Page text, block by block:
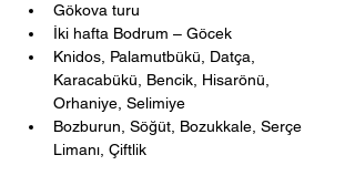
Gökova turu
İki hafta Bodrum – Göcek
Knidos, Palamutbükü, Datça,
Karacabükü, Bencik, Hisarönü,
Orhaniye, Selimiye
Bozburun, Söğüt, Bozukkale, Serçe
Limanı, Çiftlik